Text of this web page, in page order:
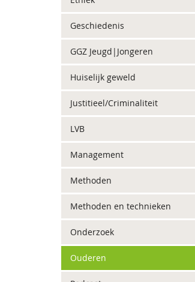
Geschiedenis
GGZ Jeugd|Jongeren
Huiselijk geweld
Justitieel/Criminaliteit
LVB
Management
Methoden
Methoden en technieken
Onderzoek
Ouderen